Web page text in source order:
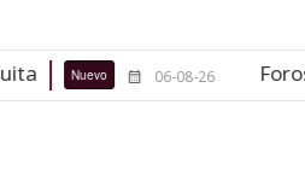
06-08-26 Foros académicos